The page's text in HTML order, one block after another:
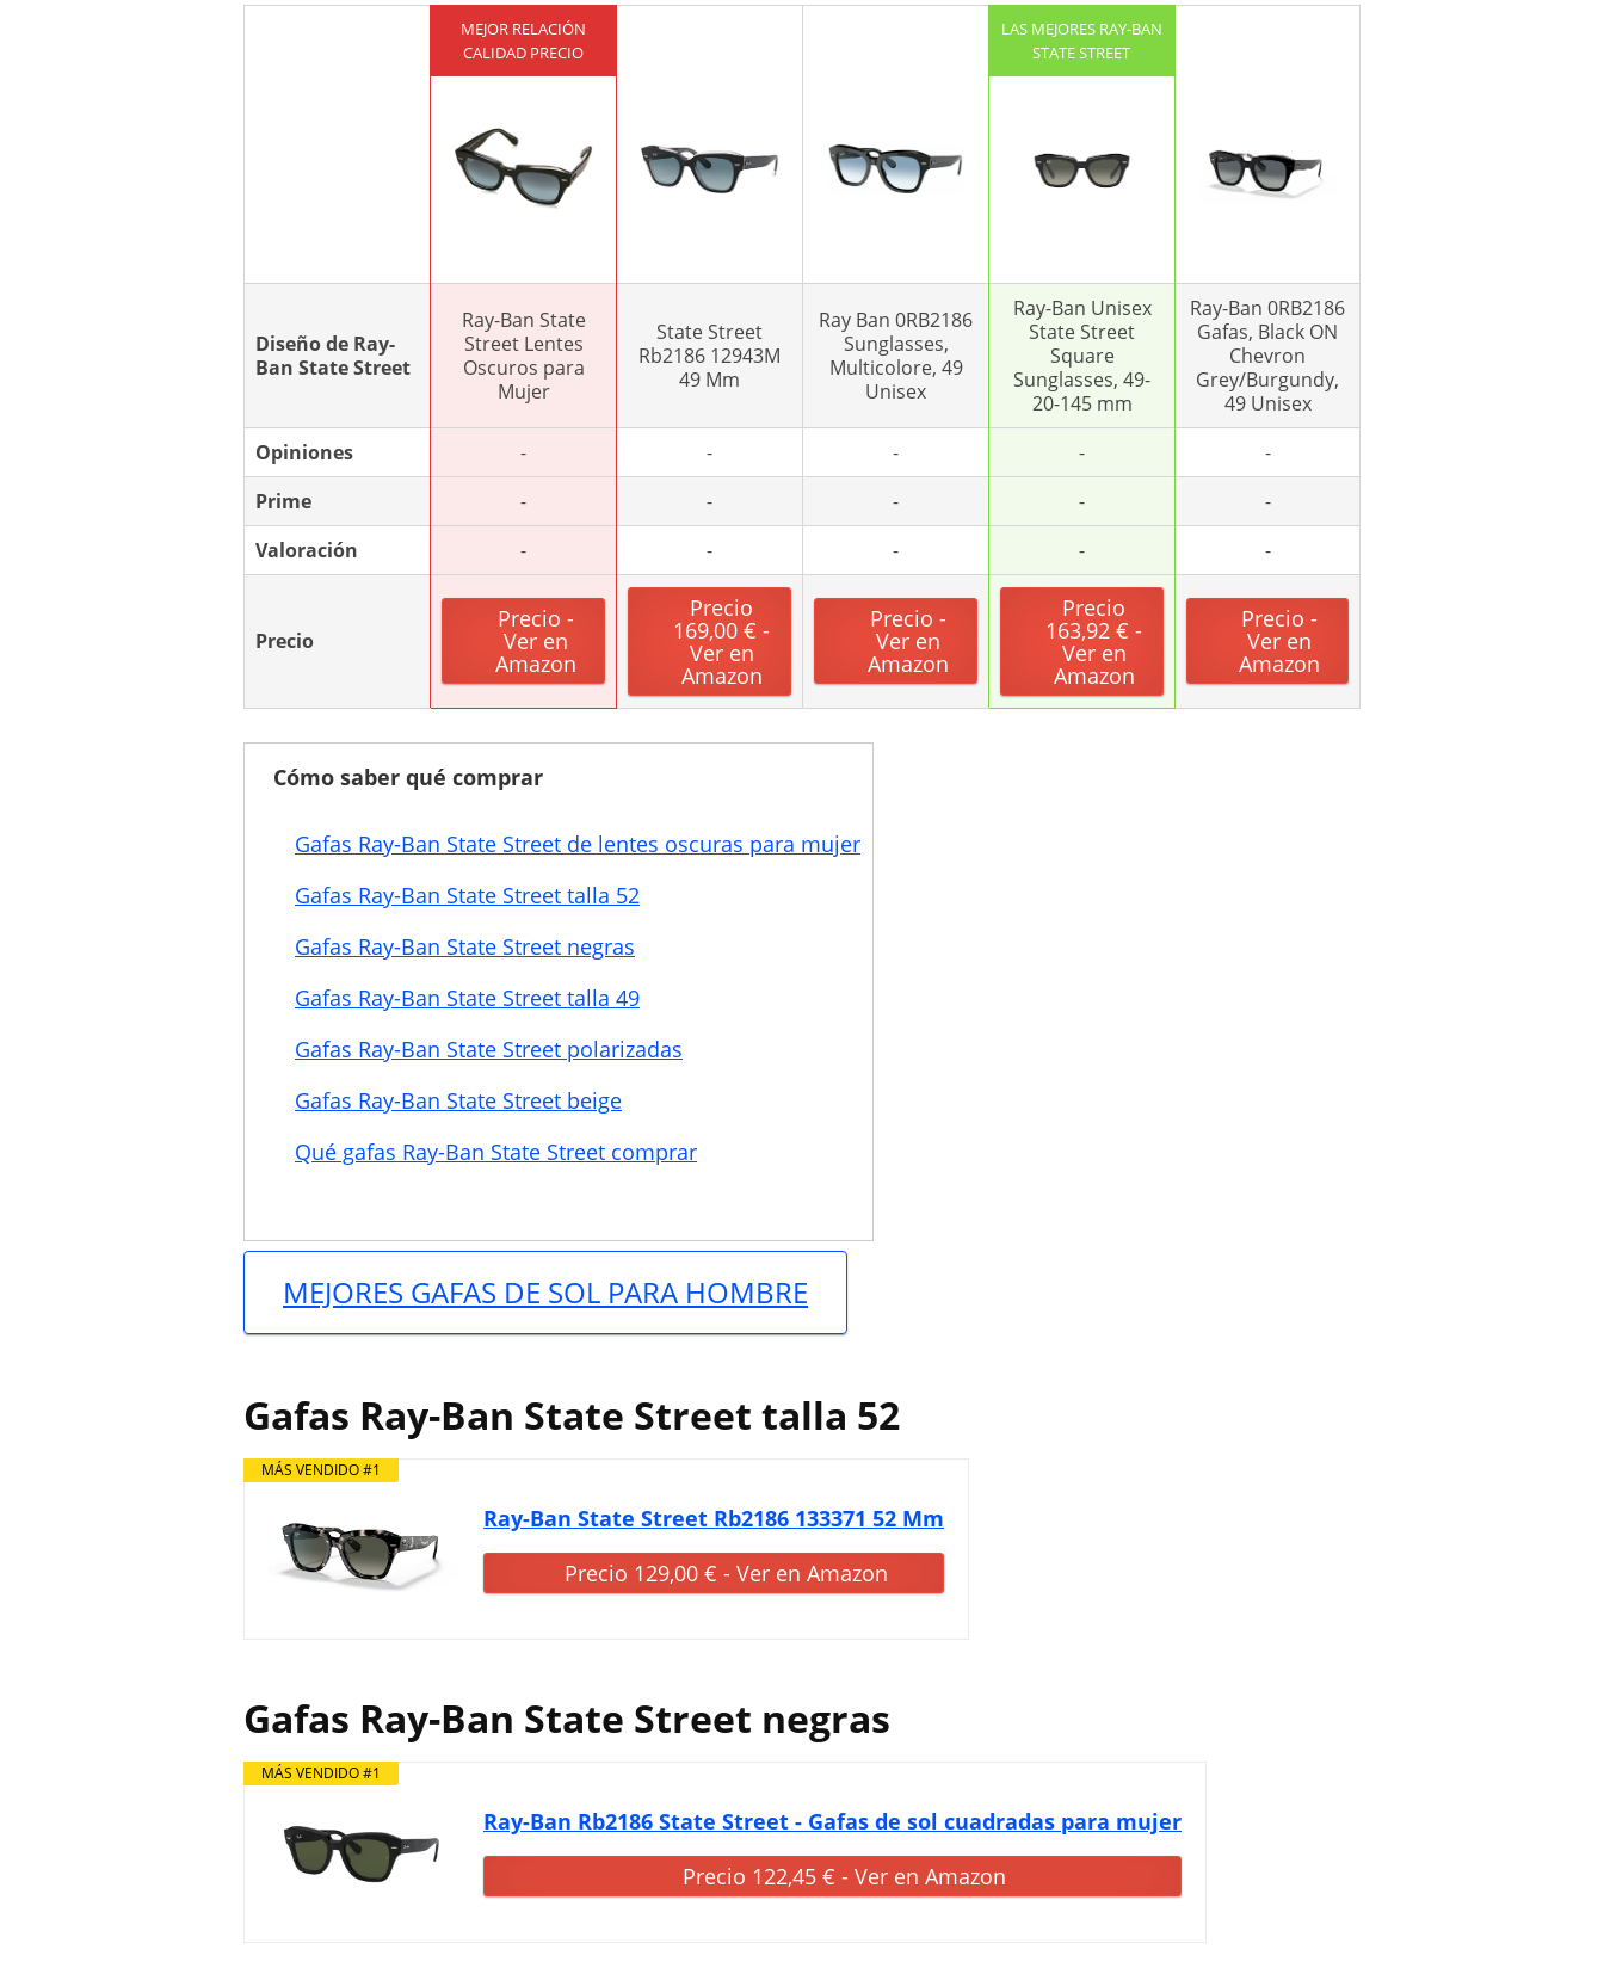
MEJOR RELACIÓN
CALIDAD PRECIO
LAS MEJORES RAY-BAN
STATE STREET
Diseño de Ray-
Ban State Street
Ray-Ban State
Street Lentes
Oscuros para
Mujer
State Street
Rb2186 12943M
49 Mm
Ray Ban 0RB2186
Sunglasses,
Multicolore, 49
Unisex
Ray-Ban Unisex
State Street
Square
Sunglasses, 49-
20-145 mm
Ray-Ban 0RB2186
Gafas, Black ON
Chevron
Grey/Burgundy,
49 Unisex
Opiniones
- - - -
-
Prime
- - - -
-
Valoración
- - - - -
Precio
Precio -
Ver en
Amazon
Precio
169,00 € -
Ver en
Amazon
Precio -
Ver en
Amazon
Precio
163,92 € -
Ver en
Amazon
Precio -
Ver en
Amazon
Cómo saber qué comprar
Gafas Ray-Ban State Street de lentes oscuras para mujer
Gafas Ray-Ban State Street talla 52
Gafas Ray-Ban State Street negras
Gafas Ray-Ban State Street talla 49
Gafas Ray-Ban State Street polarizadas
Gafas Ray-Ban State Street beige
Qué gafas Ray-Ban State Street comprar
MEJORES GAFAS DE SOL PARA HOMBRE
Gafas Ray-Ban State Street talla 52
MÁS VENDIDO #1
Ray-Ban State Street Rb2186 133371 52 Mm
Precio 129,00 € - Ver en Amazon
Gafas Ray-Ban State Street negras
MÁS VENDIDO #1
Ray-Ban Rb2186 State Street - Gafas de sol cuadradas para mujer
Precio 122,45 € - Ver en Amazon